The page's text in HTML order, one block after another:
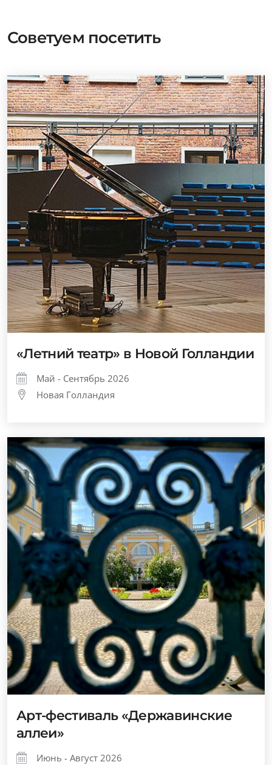
Советуем посетить
«Летний театр» в Новой Голландии
Май - Сентябрь 2026
Новая Голландия
Арт-фестиваль «Державинские
аллеи»
Июнь - Август 2026